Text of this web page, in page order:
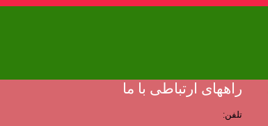
راههای ارتباطی با ما
تلفن: